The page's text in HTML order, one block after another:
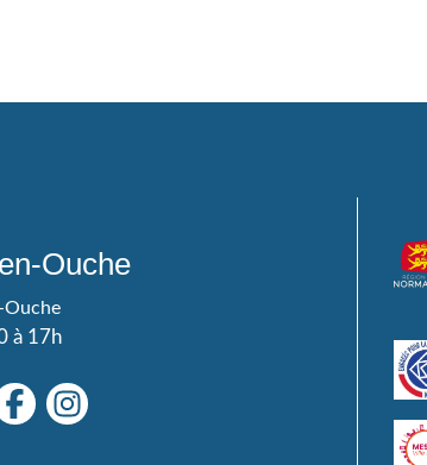
Ouche
Ouche
à 17h